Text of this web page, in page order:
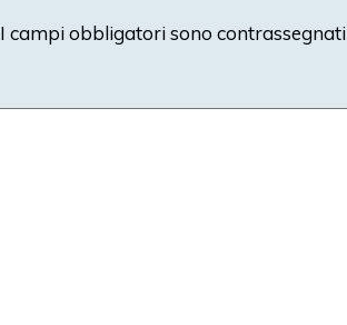
I campi obbligatori sono contrassegnati